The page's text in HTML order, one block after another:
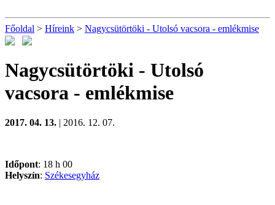
Főoldal > Híreink > Nagycsütörtöki - Utolsó vacsora - emlékmise
Nagycsütörtöki - Utolsó
vacsora - emlékmise
2017. 04. 13. | 2016. 12. 07.
Időpont: 18 h 00
Helyszín: Székesegyház